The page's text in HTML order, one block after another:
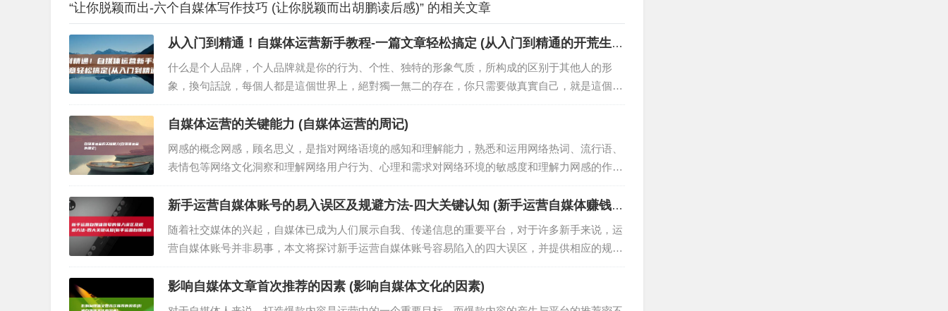
“让你脱颖而出-六个自媒体写作技巧 (让你脱颖而出胡鹏读后感)” 的相关文章
从入门到精通！自媒体运营新手教程-一篇文章轻松搞定 (从入门到精通的开荒生活
gl百度网盘)
什么是个人品牌，个人品牌就是你的行为、个性、独特的形象气质，所构成的区别于其他人的形
象，換句話說，每個人都是這個世界上，絕對獨一無二的存在，你只需要做真實自己，就是這個世
界上，最獨特的品牌，为什么建立…
自媒体运营的关键能力 (自媒体运营的周记)
网感的概念网感，顾名思义，是指对网络语境的感知和理解能力，熟悉和运用网络热词、流行语、
表情包等网络文化洞察和理解网络用户行为、心理和需求对网络环境的敏感度和理解力网感的作用
提升内容吸引力利用网络热词和…
新手运营自媒体账号的易入误区及规避方法-四大关键认知 (新手运营自媒体赚钱
吗)
随着社交媒体的兴起，自媒体已成为人们展示自我、传递信息的重要平台，对于许多新手来说，运
营自媒体账号并非易事，本文将探讨新手运营自媒体账号容易陷入的四大误区，并提供相应的规避
方法，希望能帮助你更好地运营…
影响自媒体文章首次推荐的因素 (影响自媒体文化的因素)